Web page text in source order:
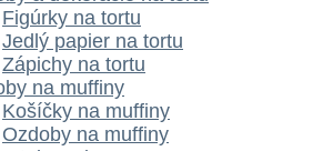
Figúrky na tortu
Jedlý papier na tortu
Zápichy na tortu
na muffiny
Košíčky na muffiny
Ozdoby na muffiny